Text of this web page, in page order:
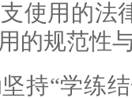
使用的法
的规范性
持“学练